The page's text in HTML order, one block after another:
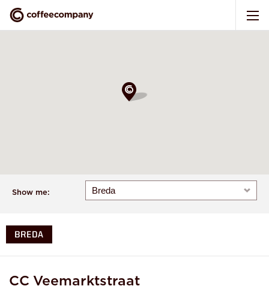
Show me:
BREDA
CC Veemarktstraat